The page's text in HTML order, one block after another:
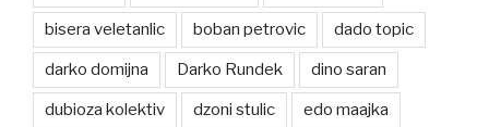
bisera veletanlic boban petrovic dado topic
darko domijna Darko Rundek dino saran
dubioza kolektiv dzoni stulic edo maajka